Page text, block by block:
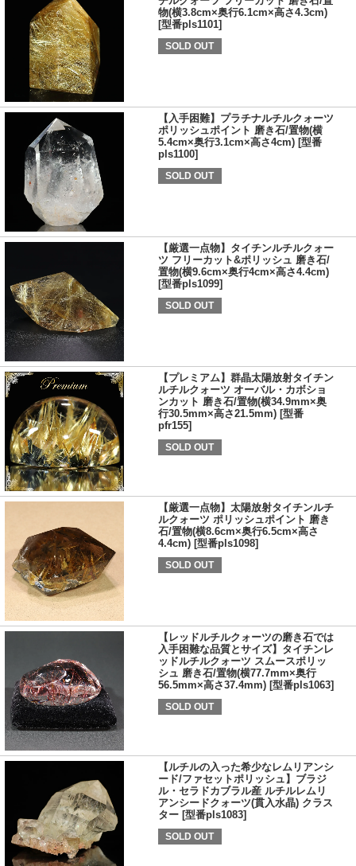
物(横3.8cm×奥行6.1cm×高さ4.3cm)
[型番pls1101]
SOLD OUT
【入手困難】プラチナルチルクォーツ
ポリッシュポイント 磨き石/置物(横
5.4cm×奥行3.1cm×高さ4cm) [型番
pls1100]
SOLD OUT
【厳選一点物】タイチンルチルクォー
ツ フリーカット&ポリッシュ 磨き石/
置物(横9.6cm×奥行4cm×高さ4.4cm)
[型番pls1099]
SOLD OUT
【プレミアム】群晶太陽放射タイチン
ルチルクォーツ オーバル・カボショ
ンカット 磨き石/置物(横34.9mm×奥
行30.5mm×高さ21.5mm) [型番
pfr155]
SOLD OUT
【厳選一点物】太陽放射タイチンルチ
ルクォーツ ポリッシュポイント 磨き
石/置物(横8.6cm×奥行6.5cm×高さ
4.4cm) [型番pls1098]
SOLD OUT
【レッドルチルクォーツの磨き石では
入手困難な品質とサイズ】タイチンレ
ッドルチルクォーツ スムースポリッ
シュ 磨き石/置物(横77.7mm×奥行
56.5mm×高さ37.4mm) [型番pls1063]
SOLD OUT
【ルチルの入った希少なレムリアンシ
ード/ファセットポリッシュ】ブラジ
ル・セラドカブラル産 ルチルレムリ
アンシードクォーツ(貫入水晶) クラス
ター [型番pls1083]
SOLD OUT